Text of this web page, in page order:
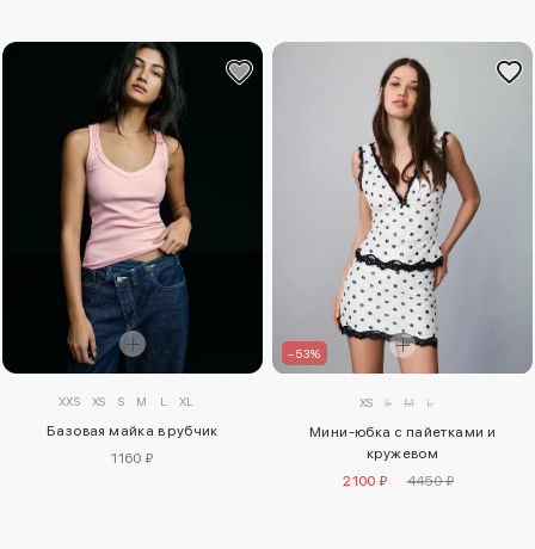
XXS XS S M L XL
Базовая майка в рубчик
1160 ₽
–53%
XS S M L
Мини-юбка с пайетками и
кружевом
2100 ₽
4450 ₽